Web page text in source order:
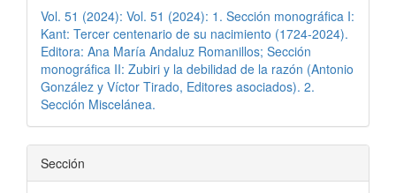
Vol. 51 (2024): Vol. 51 (2024): 1. Sección monográfica I:
Kant: Tercer centenario de su nacimiento (1724-2024).
Editora: Ana María Andaluz Romanillos; Sección
monográfica II: Zubiri y la debilidad de la razón (Antonio
González y Víctor Tirado, Editores asociados). 2.
Sección Miscelánea.
Sección